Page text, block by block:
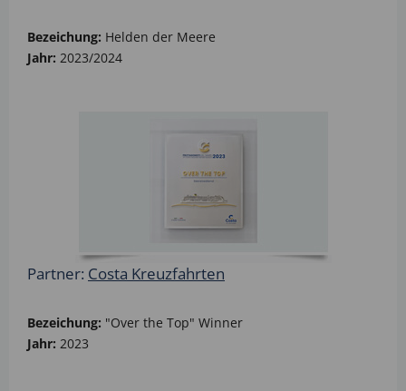
Bezeichung: Helden der Meere
Jahr: 2023/2024
Partner: Costa Kreuzfahrten
Bezeichung: "Over the Top" Winner
Jahr: 2023